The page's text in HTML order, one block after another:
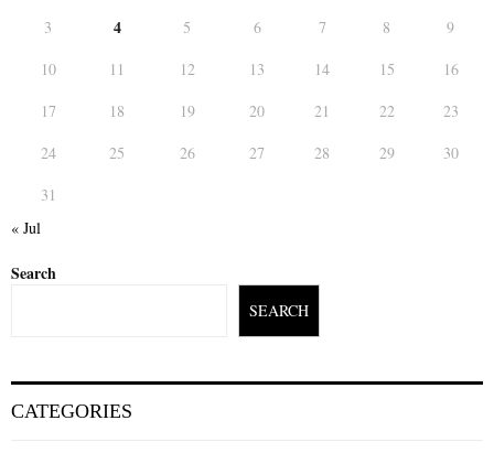
3
4 5 6 7 8
9
10
11 12 13 14 15
16
17
18 19 20 21 22
23
24
25 26 27 28 29
30
31
« Jul
Search
SEARCH
CATEGORIES